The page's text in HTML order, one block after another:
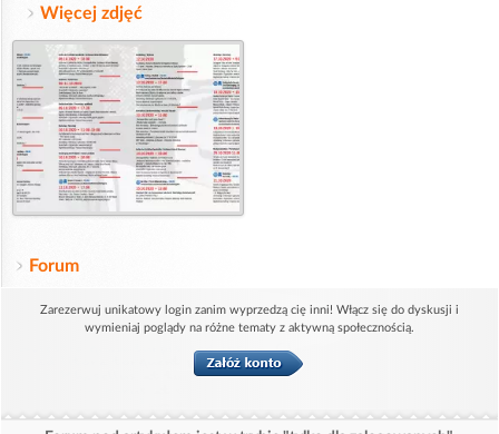
Więcej zdjęć
Forum
Zarezerwuj unikatowy login zanim wyprzedzą cię inni! Włącz się do dyskusji i
wymieniaj poglądy na różne tematy z aktywną społecznością.